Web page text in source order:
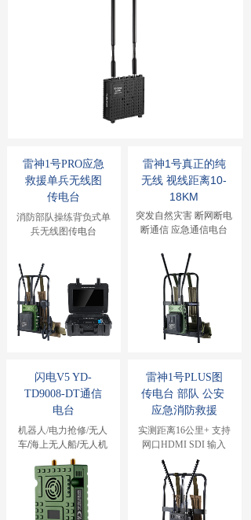
闪电V5 YD-
TD9008-DT通信
电台
机器人/电力抢修/无人
车/海上无人船/无人机
雷神1号真正的纯
无线 视线距离10-
18KM
突发自然灾害 断网断电
断通信 应急通信电台
雷神1号PRO应急
救援单兵无线图
传电台
消防部队操练背负式单
兵无线图传电台
雷神1号PLUS图
传电台 部队 公安
应急消防救援
实测距离16公里+ 支持
网口HDMI SDI 输入